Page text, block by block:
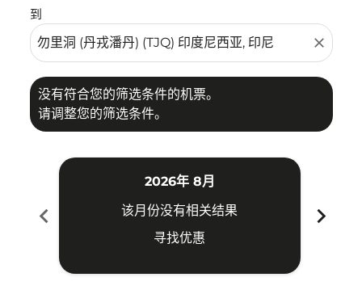
到
close
没有符合您的筛选条件的机票。
请调整您的筛选条件。
chevron_left
2026年 8月
该月份没有相关结果
寻找优惠
chevron_right